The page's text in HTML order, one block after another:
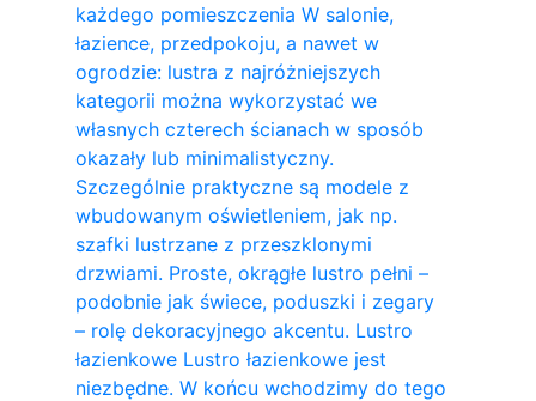
każdego pomieszczenia W salonie,
łazience, przedpokoju, a nawet w
ogrodzie: lustra z najróżniejszych
kategorii można wykorzystać we
własnych czterech ścianach w sposób
okazały lub minimalistyczny.
Szczególnie praktyczne są modele z
wbudowanym oświetleniem, jak np.
szafki lustrzane z przeszklonymi
drzwiami. Proste, okrągłe lustro pełni –
podobnie jak świece, poduszki i zegary
– rolę dekoracyjnego akcentu. Lustro
łazienkowe Lustro łazienkowe jest
niezbędne. W końcu wchodzimy do tego